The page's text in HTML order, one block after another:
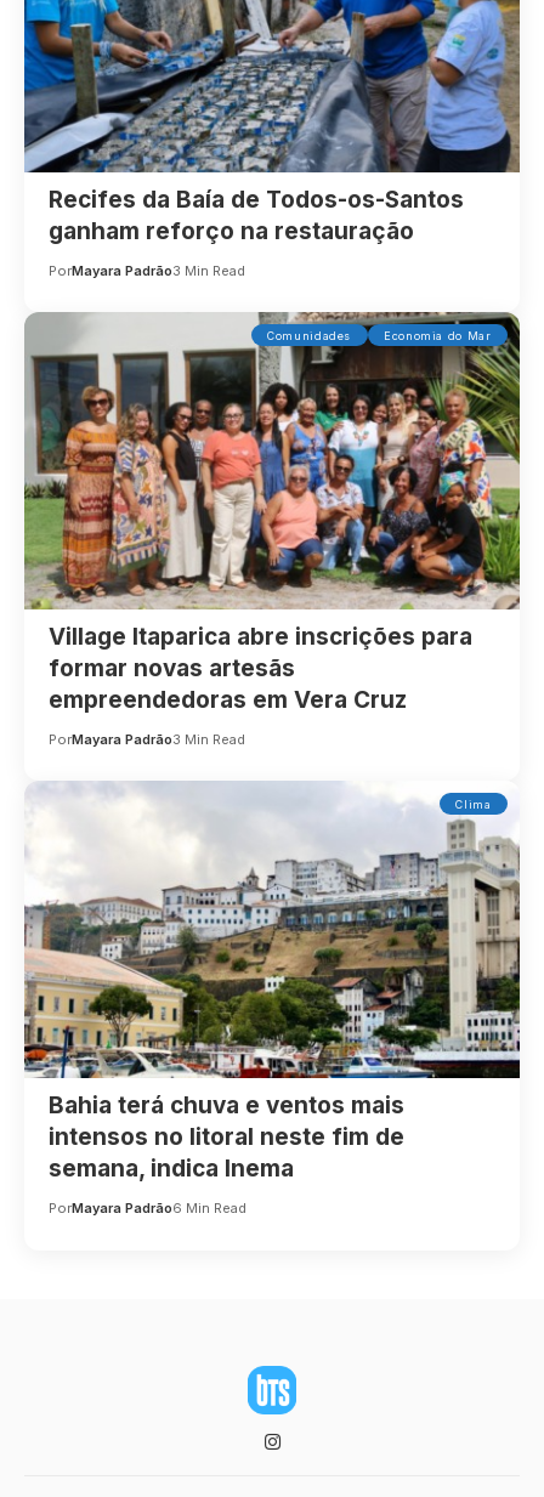
Recifes da Baía de Todos-os-Santos
ganham reforço na restauração
PorMayara Padrão3 Min Read
Comunidades Economia do Mar
Village Itaparica abre inscrições para
formar novas artesãs
empreendedoras em Vera Cruz
PorMayara Padrão3 Min Read
Clima
Bahia terá chuva e ventos mais
intensos no litoral neste fim de
semana, indica Inema
PorMayara Padrão6 Min Read